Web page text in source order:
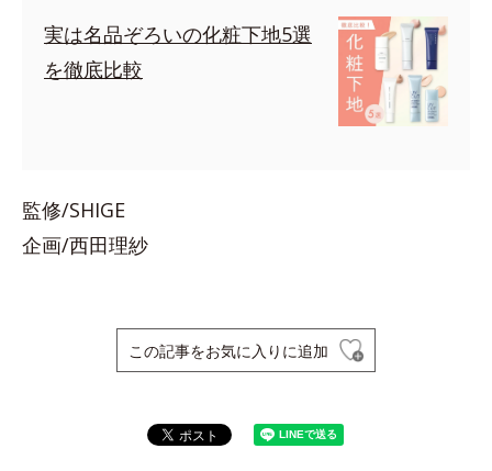
実は名品ぞろいの化粧下地5選
を徹底比較
監修/SHIGE
企画/西田理紗
この記事をお気に入りに追加